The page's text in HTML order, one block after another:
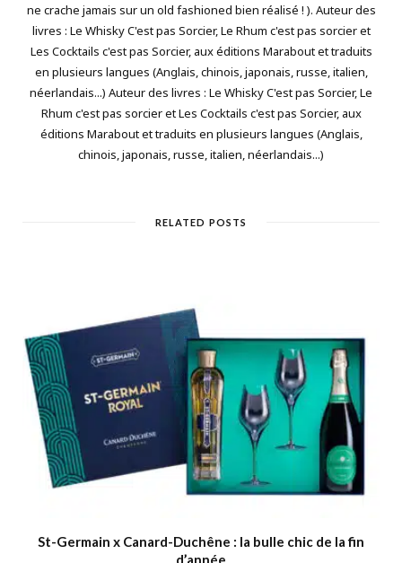
ne crache jamais sur un old fashioned bien réalisé ! ). Auteur des
livres : Le Whisky C'est pas Sorcier, Le Rhum c'est pas sorcier et
Les Cocktails c'est pas Sorcier, aux éditions Marabout et traduits
en plusieurs langues (Anglais, chinois, japonais, russe, italien,
néerlandais...) Auteur des livres : Le Whisky C'est pas Sorcier, Le
Rhum c'est pas sorcier et Les Cocktails c'est pas Sorcier, aux
éditions Marabout et traduits en plusieurs langues (Anglais,
chinois, japonais, russe, italien, néerlandais...)
RELATED POSTS
St-Germain x Canard-Duchêne : la bulle chic de la fin
d’année